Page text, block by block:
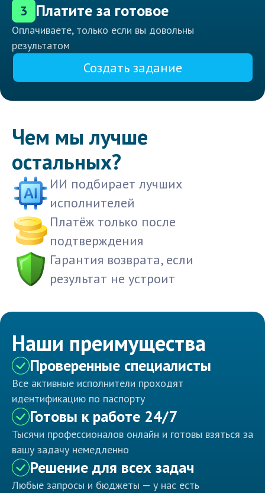
3 Платите за готовое
Оплачиваете, только если вы довольны
результатом
Создать задание
Чем мы лучше
остальных?
ИИ подбирает лучших
исполнителей
Платёж только после
подтверждения
Гарантия возврата, если
результат не устроит
Наши преимущества
Проверенные специалисты
Все активные исполнители проходят
идентификацию по паспорту
Готовы к работе 24/7
Тысячи профессионалов онлайн и готовы взяться за
вашу задачу немедленно
Решение для всех задач
Любые запросы и бюджеты — у нас есть